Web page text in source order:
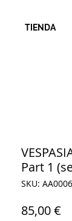
TIENDA
Part 1
SKU:
85,00 €